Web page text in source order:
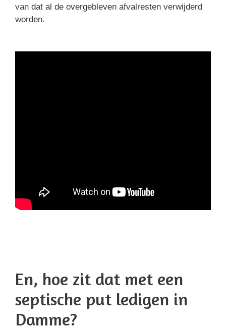
van dat al de overgebleven afvalresten verwijderd
worden.
En, hoe zit dat met een
septische put ledigen in
Damme?